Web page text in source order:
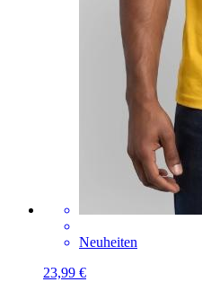
Neuheiten
23,99 €